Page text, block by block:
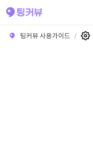
팅커뷰 사용가이드 /